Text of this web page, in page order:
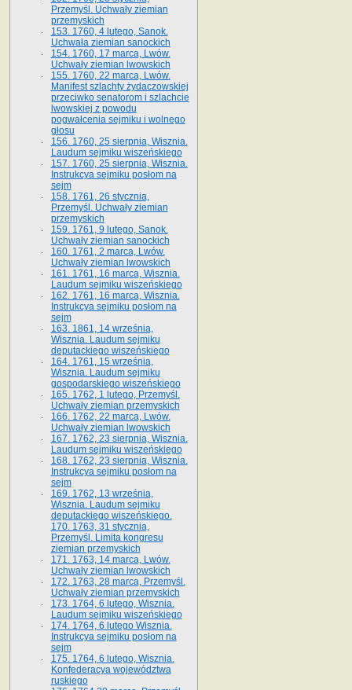
Przemyśl. Uchwały ziemian
przemyskich
153. 1760, 4 lutego, Sanok.
Uchwała ziemian sanockich
154. 1760, 17 marca, Lwów.
Uchwały ziemian lwowskich
155. 1760, 22 marca, Lwów.
Manifest szlachty żydaczowskiej
przeciwko senatorom i szlachcie
lwowskiej z po­wodu
pogwałcenia sejmiku i wolnego
głosu
156. 1760, 25 sierpnia, Wisznia.
Laudum sejmiku wiszeńskiego
157. 1760, 25 sierpnia, Wisznia.
Instrukcya sejmiku posłom na
sejm
158. 1761, 26 stycznia,
Przemyśl. Uchwały ziemian
przemyskich
159. 1761, 9 lutego, Sanok.
Uchwały ziemian sanockich
160. 1761, 2 marca, Lwów.
Uchwały ziemian lwowskich
161. 1761, 16 marca, Wisznia.
Laudum sejmiku wiszeńskiego
162. 1761, 16 marca, Wisznia.
Instrukcya sejmiku posłom na
sejm
163. 1861, 14 września,
Wisznia. Laudum sejmiku
deputackiego wiszeńskiego
164. 1761, 15 września,
Wisznia. Laudum sejmiku
gospodarskiego wiszeńskiego
165. 1762, 1 lutego, Przemyśl.
Uchwały ziemian przemyskich
166. 1762, 22 marca, Lwów.
Uchwały ziemian lwowskich
167. 1762, 23 sierpnia, Wisznia.
Laudum sejmiku wiszeńskiego
168. 1762, 23 sierpnia, Wisznia.
Instrukcya sejmiku posłom na
sejm
169. 1762, 13 września,
Wisznia. Laudum sejmiku
deputackiego wiszeńskiego.
170. 1763, 31 stycznia,
Przemyśl. Limita kongresu
ziemian przemyskich
171. 1763, 14 marca, Lwów.
Uchwały ziemian lwowskich
172. 1763, 28 marca, Przemyśl.
Uchwały ziemian przemyskich
173. 1764, 6 lutego, Wisznia.
Laudum sejmiku wiszeńskiego
174. 1764, 6 lutego Wisznia.
Instrukcya sejmiku posłom na
sejm
175. 1764, 6 lutego, Wisznia.
Konfederacya województwa
ruskiego